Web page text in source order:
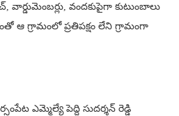
వందకుపైగా కుటుంబాలు
ఆ గ్రామంలో ప్రతిపక్షం లేని గ్రామంగా
ఎమ్మెల్యే పెద్ది సుదర్శన్‌ రెడ్డి